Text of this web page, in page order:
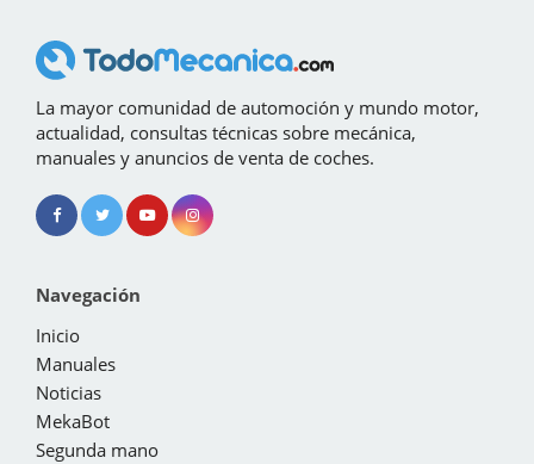
La mayor comunidad de automoción y mundo motor,
actualidad, consultas técnicas sobre mecánica,
manuales y anuncios de venta de coches.
Navegación
Inicio
Manuales
Noticias
MekaBot
Segunda mano